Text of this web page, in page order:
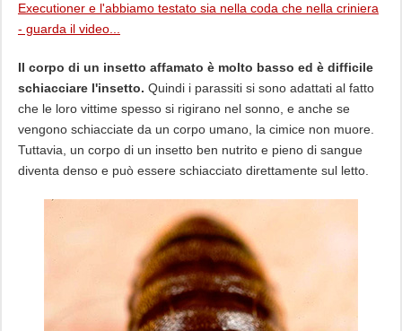
Executioner e l'abbiamo testato sia nella coda che nella criniera
- guarda il video...
Il corpo di un insetto affamato è molto basso ed è difficile
schiacciare l'insetto. Quindi i parassiti si sono adattati al fatto
che le loro vittime spesso si rigirano nel sonno, e anche se
vengono schiacciate da un corpo umano, la cimice non muore.
Tuttavia, un corpo di un insetto ben nutrito e pieno di sangue
diventa denso e può essere schiacciato direttamente sul letto.